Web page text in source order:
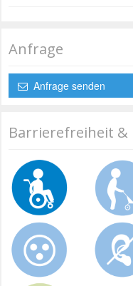
Anfrage
Anfrage senden
Barrierefreiheit